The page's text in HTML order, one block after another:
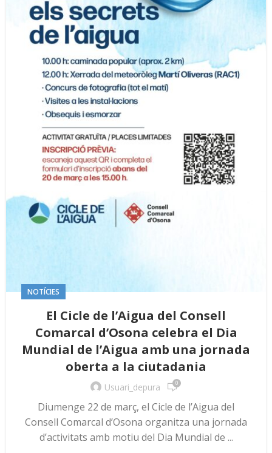
NOTÍCIES
El Cicle de l’Aigua del Consell
Comarcal d’Osona celebra el Dia
Mundial de l’Aigua amb una jornada
oberta a la ciutadania
Usuari_depura 0
Diumenge 22 de març, el Cicle de l’Aigua del
Consell Comarcal d’Osona organitza una jornada
d’activitats amb motiu del Dia Mundial de ...